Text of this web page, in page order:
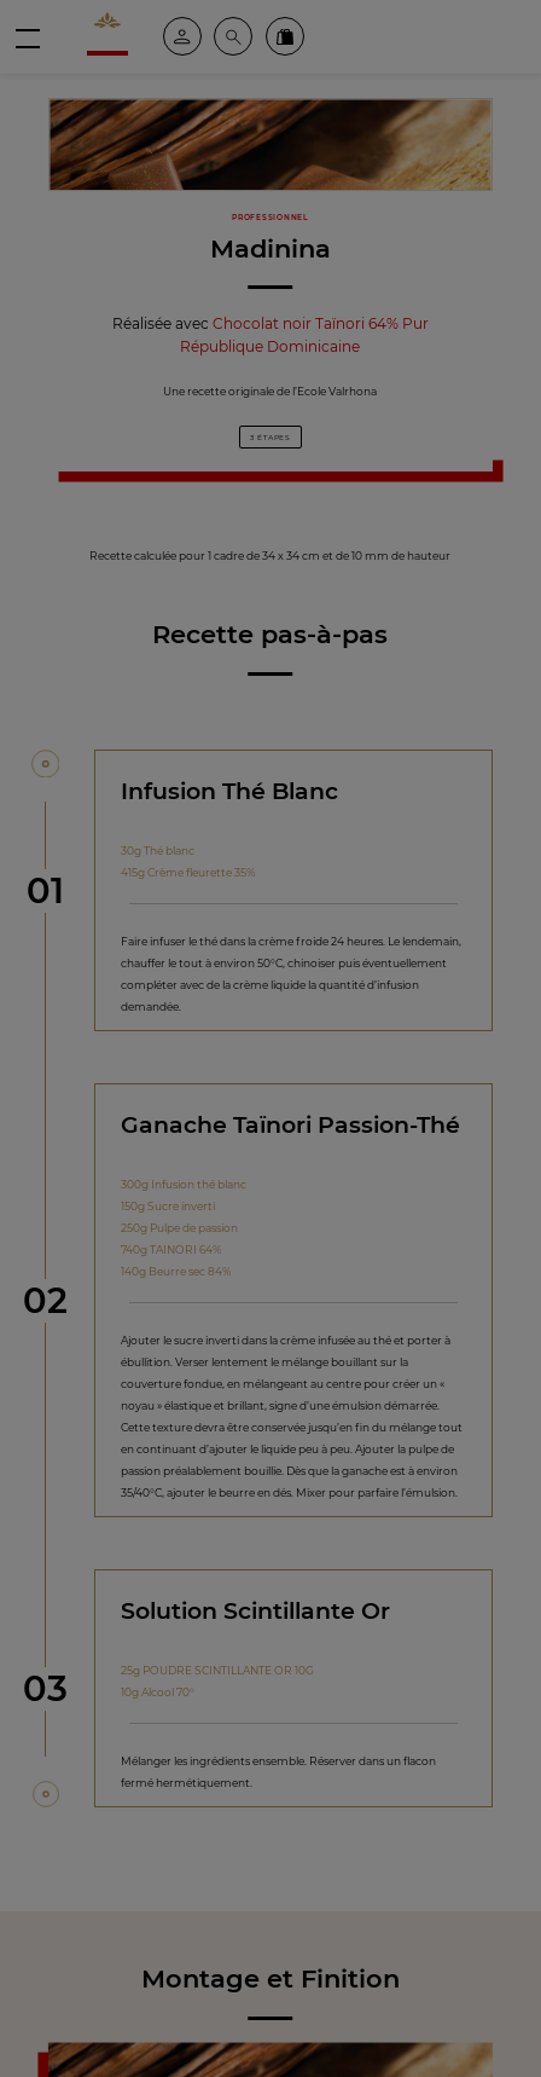
Valrhona - Imaginons le meilleur du chocolat
Espace clientRechercheCommandez en ligne
PROFESSIONNEL
Madinina
Réalisée avec Chocolat noir Taïnori 64% Pur
République Dominicaine
Une recette originale de l’Ecole Valrhona
3 ÉTAPES
Recette calculée pour 1 cadre de 34 x 34 cm et de 10 mm de hauteur
Recette pas-à-pas
étape
01
Infusion Thé Blanc
30g Thé blanc
415g Crème fleurette 35%
Faire infuser le thé dans la crème froide 24 heures. Le lendemain,
chauffer le tout à environ 50°C, chinoiser puis éventuellement
compléter avec de la crème liquide la quantité d’infusion
demandée.
étape
02
Ganache Taïnori Passion-Thé
300g Infusion thé blanc
150g Sucre inverti
250g Pulpe de passion
740g TAINORI 64%
140g Beurre sec 84%
Ajouter le sucre inverti dans la crème infusée au thé et porter à
ébullition. Verser lentement le mélange bouillant sur la
couverture fondue, en mélangeant au centre pour créer un «
noyau » élastique et brillant, signe d’une émulsion démarrée.
Cette texture devra être conservée jusqu’en fin du mélange tout
en continuant d’ajouter le liquide peu à peu. Ajouter la pulpe de
passion préalablement bouillie. Dès que la ganache est à environ
35/40°C, ajouter le beurre en dés. Mixer pour parfaire l’émulsion.
étape
03
Solution Scintillante Or
25g POUDRE SCINTILLANTE OR 10G
10g Alcool 70°
Mélanger les ingrédients ensemble. Réserver dans un flacon
fermé hermétiquement.
Montage et Finition